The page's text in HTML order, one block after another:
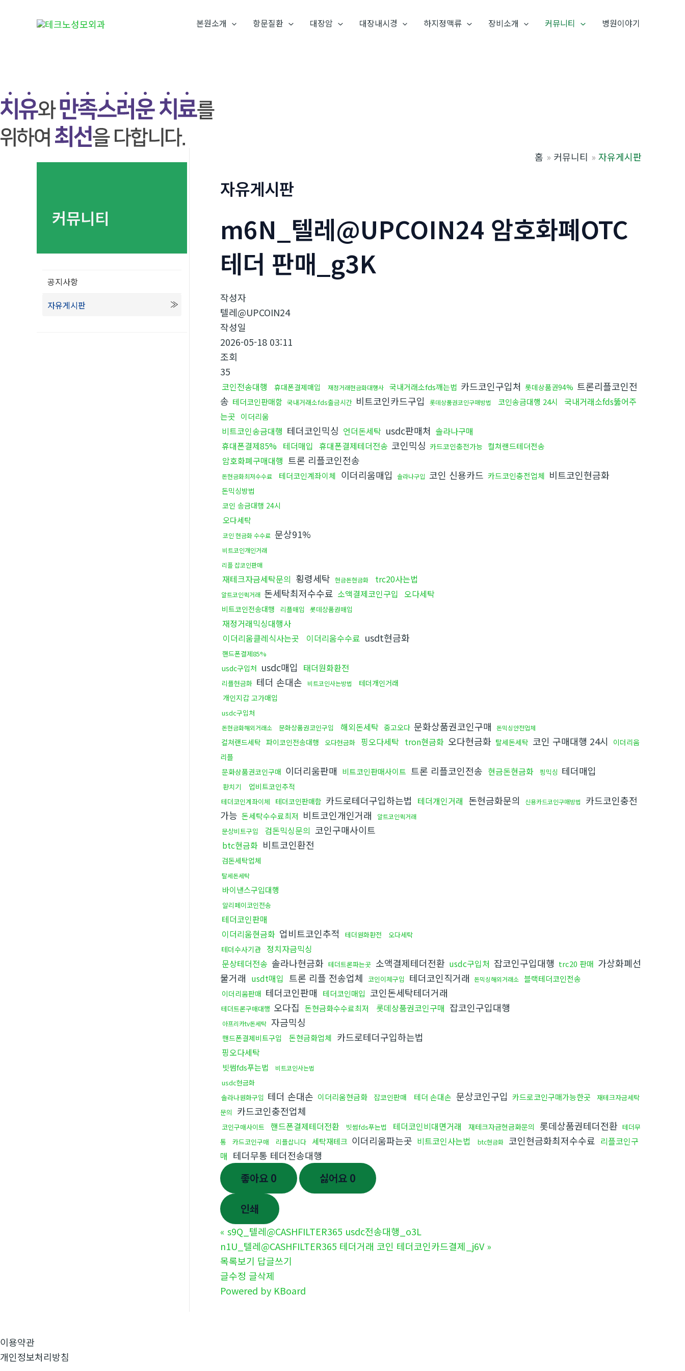
뛰
기
본원소개 항문질환 대장암 대장내시경 하지정맥류 장비소개 커뮤니티 병원이야기
커뮤니티
공지사항
자유게시판
홈 커뮤니티 자유게시판
자유게시판
m6N_텔레@UPCOIN24 암호화폐OTC
테더 판매_g3K
작성자
텔레@UPCOIN24
작성일
2026-05-18 03:11
조회
35
코인전송대행 휴대폰결제매입 재정거래현금화대행사 국내거래소fds깨는법 카드코인구입처 롯데상품권94% 트론리플코인전
송 테더코인판매함 국내거래소fds출금시간 비트코인카드구입 롯데상품권코인구매방법 코인송금대행 24시
국내거래소fds뚫어주
는곳 이더리움
비트코인송금대행 테더코인믹싱 언더돈세탁 usdc판매처 솔라나구매
휴대폰결제85% 테더매입 휴대폰결제테더전송 코인믹싱 카드코인충전가능 컬쳐랜드테더전송
암호화폐구매대행 트론 리플코인전송
돈현금화최저수수료 테더코인계좌이체 이더리움매입 솔라나구입 코인 신용카드 카드코인충전업체 비트코인현금화
돈믹싱방법
코인 송금대행 24시
오다세탁
코인 현금화 수수료 문상91%
비트코인개인거래
리플 잡코인판매
재테크자금세탁문의 횡령세탁 현금돈현금화 trc20사는법
알트코인퀵거래 돈세탁최저수수료 소액결제코인구입 오다세탁
비트코인전송대행 리플매입 롯데상품권매입
재정거래믹싱대행사
이더리움클레식사는곳
이더리움수수료 usdt현금화
핸드폰결제85%
usdc구입처 usdc매입 태더원화환전
리플현금화 테더 손대손 비트코인사는방법
테더개인거래
개인지갑 고가매입
usdc구입처
돈현금화해외거래소 문화상품권코인구입 해외돈세탁 중고오다 문화상품권코인구매 돈믹싱안전업체
컬쳐랜드세탁 파이코인전송대행 오다현금화 핑오다세탁 tron현금화 오다현금화 탈세돈세탁 코인 구매대행 24시
이더리움
리플
문화상품권코인구매 이더리움판매 비트코인판매사이트 트론 리플코인전송 현금돈현금화 핑믹싱 테더매입
환치기 업비트코인추적
테더코인계좌이체 테더코인판매함 카드로테더구입하는법 테더개인거래 돈현금화문의 신용카드코인구매방법
카드코인충전
가능 돈세탁수수료최저 비트코인개인거래 알트코인퀵거래
문상비트구입 검돈믹싱문의 코인구매사이트
btc현금화 비트코인환전
검돈세탁업체
탈세돈세탁
바이낸스구입대행
알리페이코인전송
테더코인판매
이더리움현금화 업비트코인추적 테더원화환전 오다세탁
테더수사기관 정치자금믹싱
문상테더전송 솔라나현금화 테더트론파는곳 소액결제테더전환 usdc구입처 잡코인구입대행 trc20 판매 가상화폐선
물거래 usdt매입 트론 리플 전송업체 코인이체구입 테더코인직거래 돈믹싱해외거래소 블랙테더코인전송
이더리움판매 테더코인판매 테더코인매입 코인돈세탁테더거래
테더트론구매대행 오다집 돈현금화수수료최저 롯데상품권코인구매 잡코인구입대행
아프리카tv돈세탁 자금믹싱
핸드폰결제비트구입 돈현금화업체 카드로테더구입하는법
핑오다세탁
빗썸fds푸는법 비트코인사는법
usdc현금화
솔라나원화구입 테더 손대손 이더리움현금화 잡코인판매 테더 손대손 문상코인구입 카드로코인구매가능한곳
재테크자금세탁
문의
카드코인충전업체
코인구매사이트 핸드폰결제테더전환 빗썸fds푸는법 테더코인비대면거래 재테크자금현금화문의 롯데상품권테더전환 테더무
통
카드코인구매 리플삽니다 세탁재테크 이더리움파는곳 비트코인사는법 btc현금화 코인현금화최저수수료 리플코인구
매 테더무통 테더전송대행
좋아요 0 싫어요 0
인쇄
« s9Q_텔레@CASHFILTER365 usdc전송대행_o3L
n1U_텔레@CASHFILTER365 테더거래 코인 테더코인카드결제_j6V »
목록보기 답글쓰기
글수정 글삭제
Powered by KBoard
이용약관
개인정보처리방침